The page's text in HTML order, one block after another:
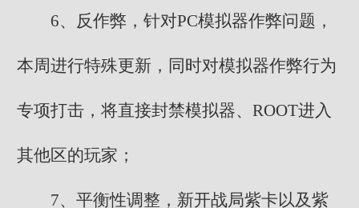
6、反作弊，针对PC模拟器作弊问题，
本周进行特殊更新，同时对模拟器作弊行为
专项打击，将直接封禁模拟器、ROOT进入
其他区的玩家；
7、平衡性调整，新开战局紫卡以及紫